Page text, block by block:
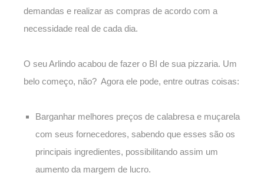
demandas e realizar as compras de acordo com a
necessidade real de cada dia.
O seu Arlindo acabou de fazer o BI de sua pizzaria. Um
belo começo, não? Agora ele pode, entre outras coisas:
Barganhar melhores preços de calabresa e muçarela
com seus fornecedores, sabendo que esses são os
principais ingredientes, possibilitando assim um
aumento da margem de lucro.